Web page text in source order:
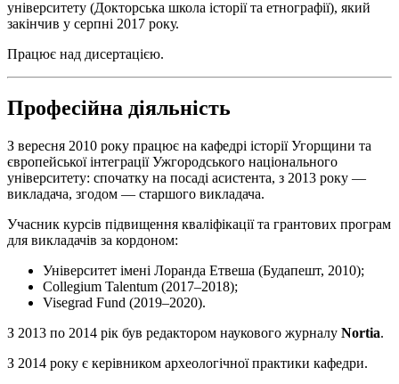
університету (Докторська школа історії та етнографії), який
закінчив у серпні 2017 року.
Працює над дисертацією.
Професійна діяльність
З вересня 2010 року працює на кафедрі історії Угорщини та
європейської інтеграції Ужгородського національного
університету: спочатку на посаді асистента, з 2013 року —
викладача, згодом — старшого викладача.
Учасник курсів підвищення кваліфікації та грантових програм
для викладачів за кордоном:
Університет імені Лоранда Етвеша (Будапешт, 2010);
Collegium Talentum (2017–2018);
Visegrad Fund (2019–2020).
З 2013 по 2014 рік був редактором наукового журналу Nortia.
З 2014 року є керівником археологічної практики кафедри.